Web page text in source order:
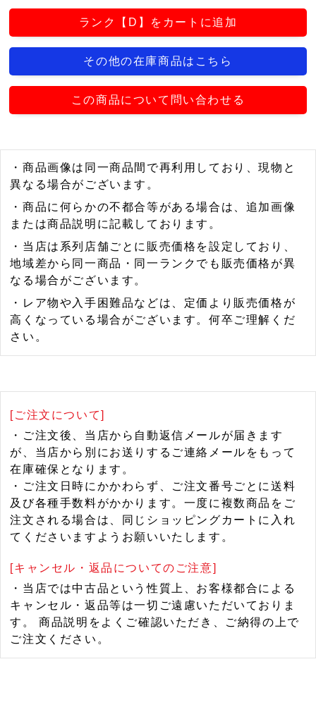
ランク【D】をカートに追加
その他の在庫商品はこちら
この商品について問い合わせる
・商品画像は同一商品間で再利用しており、現物と
異なる場合がございます。
・商品に何らかの不都合等がある場合は、追加画像
または商品説明に記載しております。
・当店は系列店舗ごとに販売価格を設定しており、
地域差から同一商品・同一ランクでも販売価格が異
なる場合がございます。
・レア物や入手困難品などは、定価より販売価格が
高くなっている場合がございます。何卒ご理解くだ
さい。
[ご注文について]
・ご注文後、当店から自動返信メールが届きます
が、当店から別にお送りするご連絡メールをもって
在庫確保となります。
・ご注文日時にかかわらず、ご注文番号ごとに送料
及び各種手数料がかかります。一度に複数商品をご
注文される場合は、同じショッピングカートに入れ
てくださいますようお願いいたします。
[キャンセル・返品についてのご注意]
・当店では中古品という性質上、お客様都合による
キャンセル・返品等は一切ご遠慮いただいておりま
す。 商品説明をよくご確認いただき、ご納得の上で
ご注文ください。